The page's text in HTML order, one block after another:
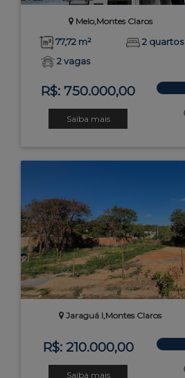
Melo,Montes Claros
77,72 m² 2 quartos
2 vagas
R$: 750.000,00
Saiba mais
Jaraguá I,Montes Claros
R$: 210.000,00
Saiba mais